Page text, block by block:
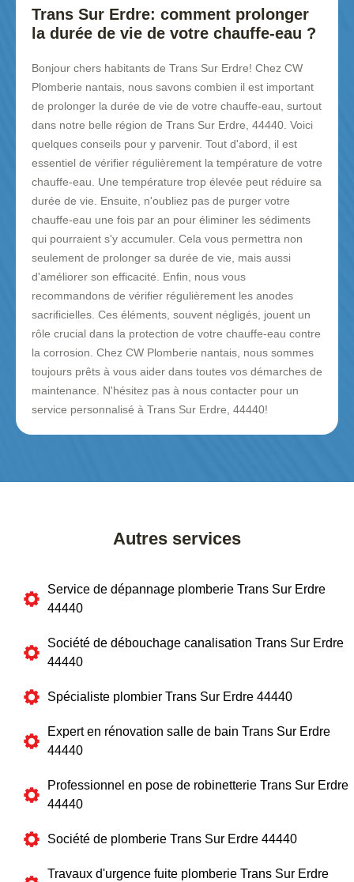
Trans Sur Erdre: comment prolonger
la durée de vie de votre chauffe-eau ?
Bonjour chers habitants de Trans Sur Erdre! Chez CW
Plomberie nantais, nous savons combien il est important
de prolonger la durée de vie de votre chauffe-eau, surtout
dans notre belle région de Trans Sur Erdre, 44440. Voici
quelques conseils pour y parvenir. Tout d'abord, il est
essentiel de vérifier régulièrement la température de votre
chauffe-eau. Une température trop élevée peut réduire sa
durée de vie. Ensuite, n'oubliez pas de purger votre
chauffe-eau une fois par an pour éliminer les sédiments
qui pourraient s'y accumuler. Cela vous permettra non
seulement de prolonger sa durée de vie, mais aussi
d'améliorer son efficacité. Enfin, nous vous
recommandons de vérifier régulièrement les anodes
sacrificielles. Ces éléments, souvent négligés, jouent un
rôle crucial dans la protection de votre chauffe-eau contre
la corrosion. Chez CW Plomberie nantais, nous sommes
toujours prêts à vous aider dans toutes vos démarches de
maintenance. N'hésitez pas à nous contacter pour un
service personnalisé à Trans Sur Erdre, 44440!
Autres services
Service de dépannage plomberie Trans Sur Erdre
44440
Société de débouchage canalisation Trans Sur Erdre
44440
Spécialiste plombier Trans Sur Erdre 44440
Expert en rénovation salle de bain Trans Sur Erdre
44440
Professionnel en pose de robinetterie Trans Sur Erdre
44440
Société de plomberie Trans Sur Erdre 44440
Travaux d'urgence fuite plomberie Trans Sur Erdre